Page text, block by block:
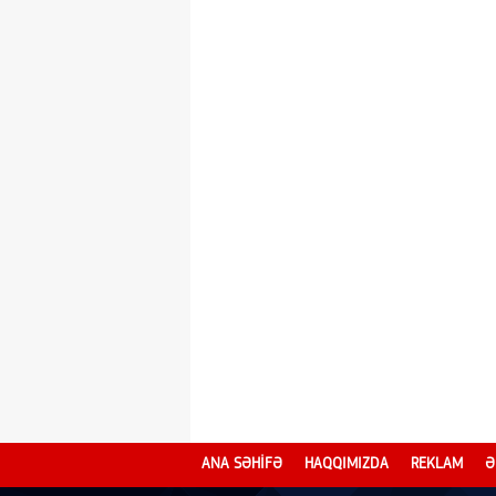
ANA SƏHİFƏ HAQQIMIZDA REKLAM